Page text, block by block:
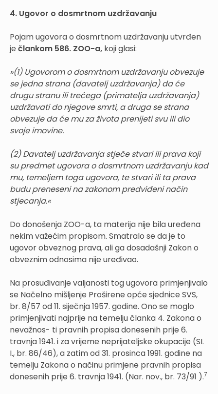
4. Ugovor o dosmrtnom uzdržavanju
Pojam ugovora o dosmrtnom uzdržavanju utvrđen
je člankom 586. ZOO-a, koji glasi:
»(1) Ugovorom o dosmrtnom uzdržavanju obvezuje
se jedna strana (davatelj uzdržavanja) da će
drugu stranu ili trećega (primatelja uzdržavanja)
uzdržavati do njegove smrti, a druga se strana
obvezuje da će mu za života prenijeti svu ili dio
svoje imovine.
(2) Davatelj uzdržavanja stječe stvari ili prava koji
su predmet ugovora o dosmrtnom uzdržavanju kad
mu, temeljem toga ugovora, te stvari ili ta prava
budu preneseni na zakonom predviđeni način
stjecanja.«
Do donošenja ZOO-a, ta materija nije bila uređena
nekim važećim propisom. Smatralo se da je to
ugovor obveznog prava, ali ga dosadašnji Zakon o
obveznim odnosima nije uređivao.
Na prosuđivanje valjanosti tog ugovora primjenjivalo
se Načelno mišljenje Proširene opće sjednice SVS,
br. 8/57 od 11. siječnja 1957. godine. Ono se moglo
primjenjivati najprije na temelju članka 4. Zakona o
nevažnos- ti pravnih propisa donesenih prije 6.
travnja 1941. i za vrijeme neprijateljske okupacije (SI.
I., br. 86/46), a zatim od 31. prosinca 1991. godine na
temelju Zakona o načinu primjene pravnih propisa
donesenih prije 6. travnja 1941. (Nar. nov., br. 73/91 ).7